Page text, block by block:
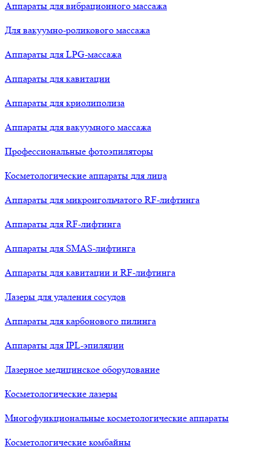
Аппараты для вибрационного массажа
Для вакуумно-роликового массажа
Аппараты для LPG-массажа
Аппараты для кавитации
Аппараты для криолиполиза
Аппараты для вакуумного массажа
Профессиональные фотоэпиляторы
Косметологические аппараты для лица
Аппараты для микроигольчатого RF-лифтинга
Аппараты для RF-лифтинга
Аппараты для SMAS-лифтинга
Аппараты для кавитации и RF-лифтинга
Лазеры для удаления сосудов
Аппараты для карбонового пилинга
Аппараты для IPL-эпиляции
Лазерное медицинское оборудование
Косметологические лазеры
Многофункциональные косметологические аппараты
Косметологические комбайны